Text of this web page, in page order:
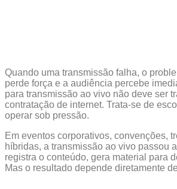
Quando uma transmissão falha, o
perde força e a audiência percebe
para transmissão ao vivo não deve ser
contratação de internet. Trata-se de
operar sob pressão.
Em eventos corporativos, convenções,
híbridas, a transmissão ao vivo passou
registra o conteúdo, gera material para
Mas o resultado depende diretamente